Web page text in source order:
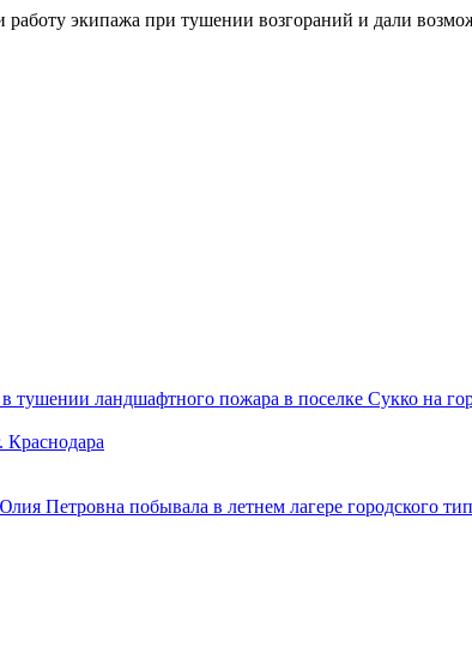
экипажа при тушении возгораний и дали
ландшафтного пожара в поселке Сукко на
Краснодара
побывала в летнем лагере городского